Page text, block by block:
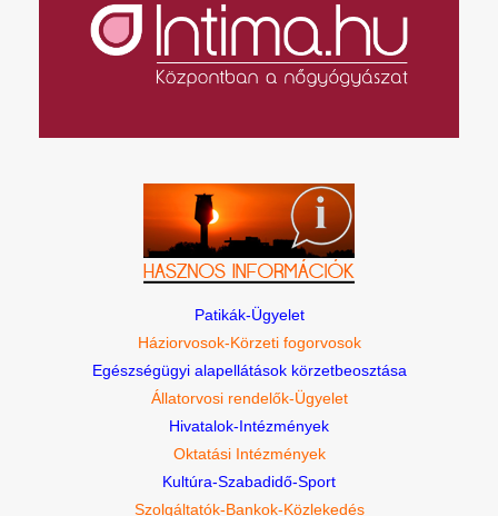
Patikák-Ügyelet
Háziorvosok-Körzeti fogorvosok
Egészségügyi alapellátások körzetbeosztása
Állatorvosi rendelők-Ügyelet
Hivatalok-Intézmények
Oktatási Intézmények
Kultúra-Szabadidő-Sport
Szolgáltatók-Bankok-Közlekedés